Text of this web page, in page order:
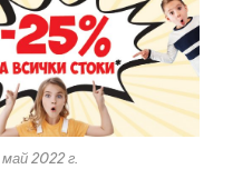
2022 г.